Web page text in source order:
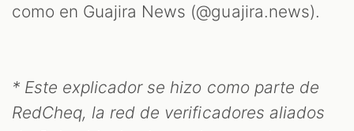
como en Guajira News (@guajira.news).
* Este explicador se hizo como parte de
RedCheq, la red de verificadores aliados